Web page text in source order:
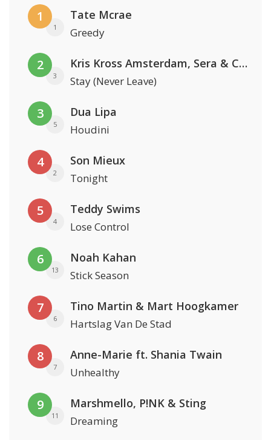
1
1
Tate Mcrae
Greedy
2
3
Kris Kross Amsterdam, Sera & Conor Maynard
Stay (Never Leave)
3
5
Dua Lipa
Houdini
4
2
Son Mieux
Tonight
5
4
Teddy Swims
Lose Control
6
13
Noah Kahan
Stick Season
7
6
Tino Martin & Mart Hoogkamer
Hartslag Van De Stad
8
7
Anne-Marie ft. Shania Twain
Unhealthy
9
11
Marshmello, P!NK & Sting
Dreaming